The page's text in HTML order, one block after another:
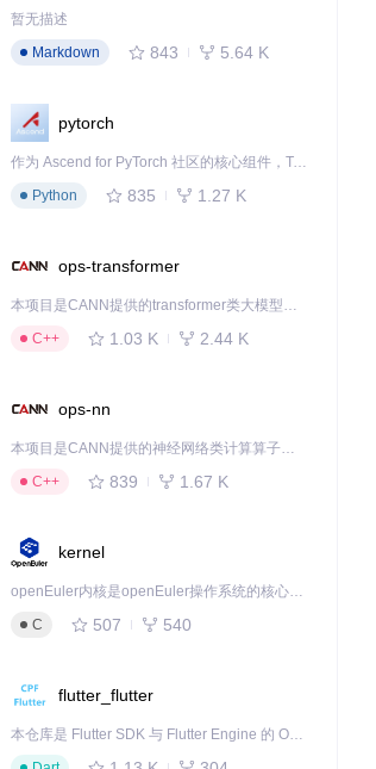
暂无描述
Markdown
843 5.64 K
pytorch
作为 Ascend for PyTorch 社区的核心组件，TorchNPU 是昇腾专为 PyTorch 打造的深度学习适配插件，使 PyTorch 框架能够直接调用昇腾 NPU，为开发者提供昇腾 AI 处理器的超强算力。
Python
835 1.27 K
ops-transformer
本项目是CANN提供的transformer类大模型算子库，实现网络在NPU上加速计算。
C++
1.03 K 2.44 K
ops-nn
本项目是CANN提供的神经网络类计算算子库，实现网络在NPU上加速计算。
C++
839 1.67 K
kernel
openEuler内核是openEuler操作系统的核心，既是系统性能与稳定性的基石，也是连接处理器、设备与服务的桥梁。
C
507 540
flutter_flutter
本仓库是 Flutter SDK 与 Flutter Engine 的 OpenHarmony 适配版本，由 CPF-Flutter 团队维护。开发者可使用熟悉的 Flutter 技术栈开发 OpenHarmony 应用，3.35.7 及以后的适配版本可基于本仓库源码构建支持 OpenHarmony 的 Flutter Engine。